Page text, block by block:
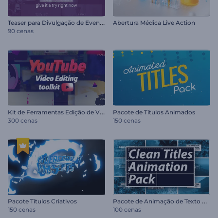
T
easer para Divulgação de Eventos
90 cenas
Abertura Médica Live Action
K
it de Ferramentas Edição de Vídeo YouTube
300 cenas
Pacote de Títulos Animados
150 cenas
Pacote Títulos Criativos
150 cenas
P
acote de Animação de Texto Clean
100 cenas